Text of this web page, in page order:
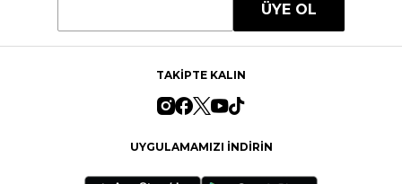
ÜYE OL
TAKİPTE KALIN
UYGULAMAMIZI İNDİRİN